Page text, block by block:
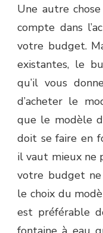
Une autre
compte dans
votre budget.
existantes, le
qu’il vous
d’acheter le
que le modèle
doit se faire en
il vaut mieux ne
votre budget ne
le choix du
est préférable